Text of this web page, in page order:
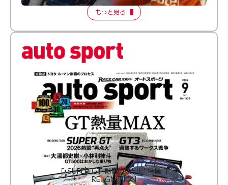
もっと見る
［ SUPER GT 熱闘“再点火”特集 ］
RE:IGNITION